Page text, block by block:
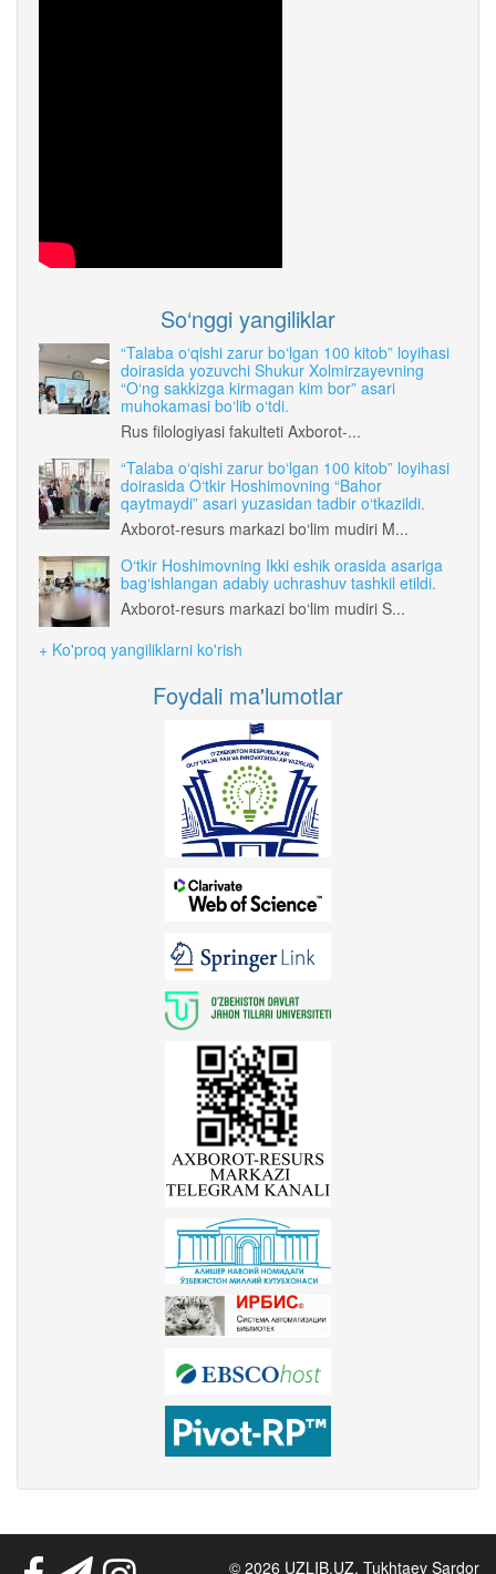
So‘nggi yangiliklar
“Talaba o‘qishi zarur bo‘lgan 100 kitob” loyihasi
doirasida yozuvchi Shukur Xolmirzayevning
“O‘ng sakkizga kirmagan kim bor” asari
muhokamasi bo‘lib o‘tdi.
Rus filologiyasi fakulteti Axborot-...
“Talaba o‘qishi zarur bo‘lgan 100 kitob” loyihasi
doirasida O‘tkir Hoshimovning “Bahor
qaytmaydi” asari yuzasidan tadbir o‘tkazildi.
Axborot-resurs markazi bo‘lim mudiri M...
O‘tkir Hoshimovning Ikki eshik orasida asariga
bag‘ishlangan adabiy uchrashuv tashkil etildi.
Axborot-resurs markazi bo‘lim mudiri S...
+ Ko'proq yangiliklarni ko'rish
Foydali ma'lumotlar
© 2026 UZLIB.UZ. Tukhtaev Sardor